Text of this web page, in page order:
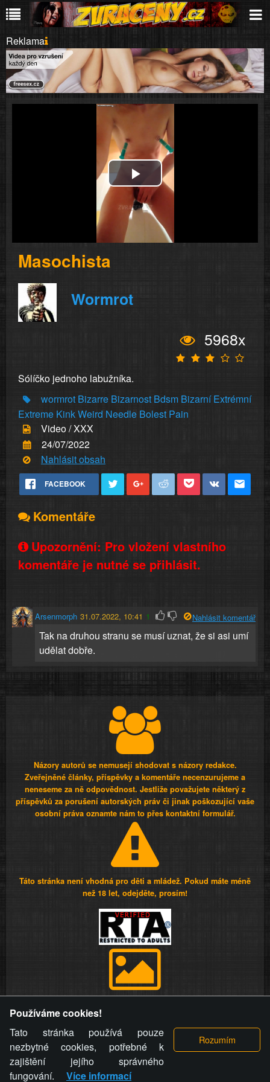
Reklama
Play
Video
Masochista
Wormrot
5968x
Sólíčko jednoho labužníka.
wormrot Bizarre Bizarnost Bdsm Bizarní Extrémní
Extreme KinkWeird Needle Bolest Pain
Video / XXX
24/07/2022
Nahlásit obsah
FACEBOOK
Komentáře
Upozornění: Pro vložení vlastního
komentáře je nutné se přihlásit.
Arsenmorph 31.07.2022, 10:41 1 Nahlásit komentář
Tak na druhou stranu se musí uznat, že si asi umí
udělat dobře.
Názory autorů se nemusejí shodovat s názory redakce.
Zveřejněné články, příspěvky a komentáře necenzurujeme a
neneseme za ně odpovědnost. Jestliže považujete některý z
příspěvků za porušení autorských práv či jinak poškozující vaše
osobní práva oznamte nám to přes kontaktní formulář.
Táto stránka není vhodná pro děti a mládež. Pokud máte méně
než 18 let, odejděte, prosím!
videa a komentáře. Osoba, které se toto opatření provozovatele
stránky týče, ani osoba, která umístila fotografii nebo video na
stránku, nemůže z důvodu odstranění fotografie, videa nebo
komentáře pro výše uvedenou okolnost uplatnit vůči
provozovateli stránky žádný nárok na náhradu škody nebo
nemajetkové újmy.
Používáme cookies!
Tato stránka používá pouze
nezbytné cookies, potřebné k
zajištění jejího správného
fungování.
Více informací